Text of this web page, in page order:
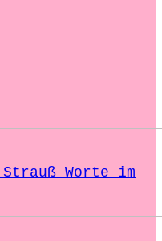
Worte im